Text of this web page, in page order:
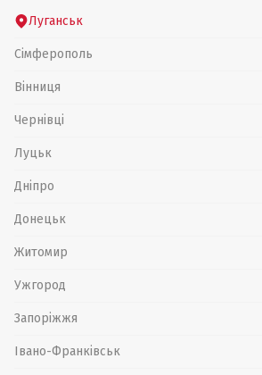
Луганськ
Сімферополь
Вінниця
Чернівці
Луцьк
Дніпро
Донецьк
Житомир
Ужгород
Запоріжжя
Івано-Франківськ